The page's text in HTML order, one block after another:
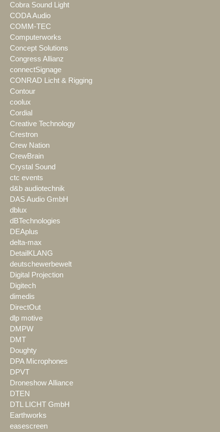
Cobra Sound Light
CODA Audio
COMM-TEC
Computerworks
Concept Solutions
Congress Allianz
connectSignage
CONRAD Licht & Rigging
Contour
coolux
Cordial
Creative Technology
Crestron
Crew Nation
CrewBrain
Crystal Sound
ctc events
d&b audiotechnik
DAS Audio GmbH
dblux
dBTechnologies
DEAplus
delta-max
DetailKLANG
deutschewerbewelt
Digital Projection
Digitech
dimedis
DirectOut
dlp motive
DMPW
DMT
Doughty
DPA Microphones
DPVT
Droneshow Alliance
DTEN
DTL LICHT GmbH
Earthworks
easescreen